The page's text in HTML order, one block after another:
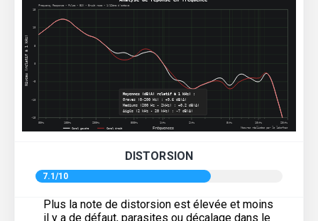
DISTORSION
7.1/10
Plus la note de distorsion est élevée et moins
il y a de défaut, parasites ou décalage dans le